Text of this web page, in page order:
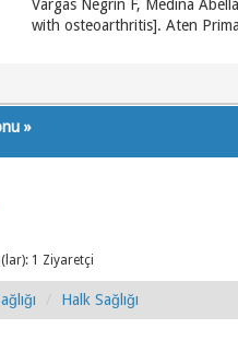
Vargas Negrín F, Medina
with osteoarthritis]. Aten
»
1 Ziyaretçi
Halk Sağlığı